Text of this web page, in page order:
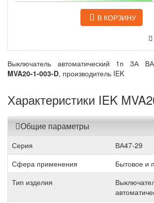
В КОРЗИНУ
Выключатель автоматический 1п 3А
MVA20-1-003-D, производитель IEK
Характеристики IEK
Общие параметры
Серия
ВА47-29
Сфера применения
Бытовое и
Тип изделия